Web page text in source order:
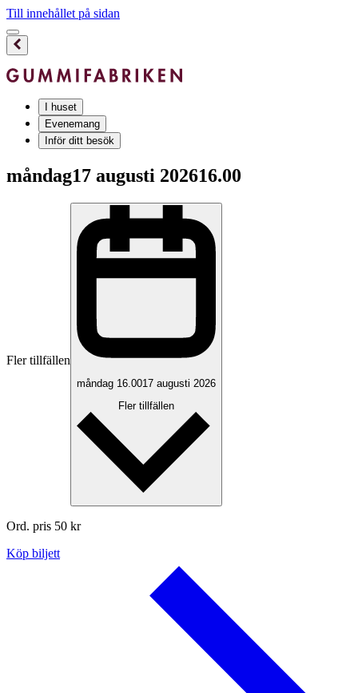
Till innehållet på sidan
I huset
Evenemang
Inför ditt besök
måndag17 augusti 202616.00
Fler tillfällen
måndag 16.0017 augusti 2026
Fler tillfällen
Ord. pris 50 kr
Köp biljett